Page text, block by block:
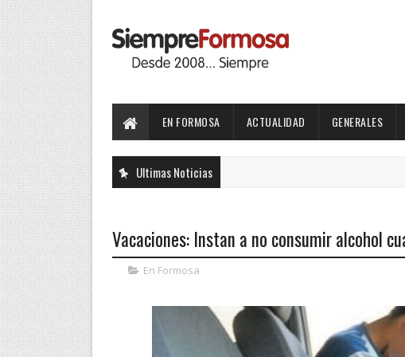
EN FORMOSA ACTUALIDAD GENERALES
Ultimas Noticias
Vacaciones: Instan a no consumir alcohol
En Formosa